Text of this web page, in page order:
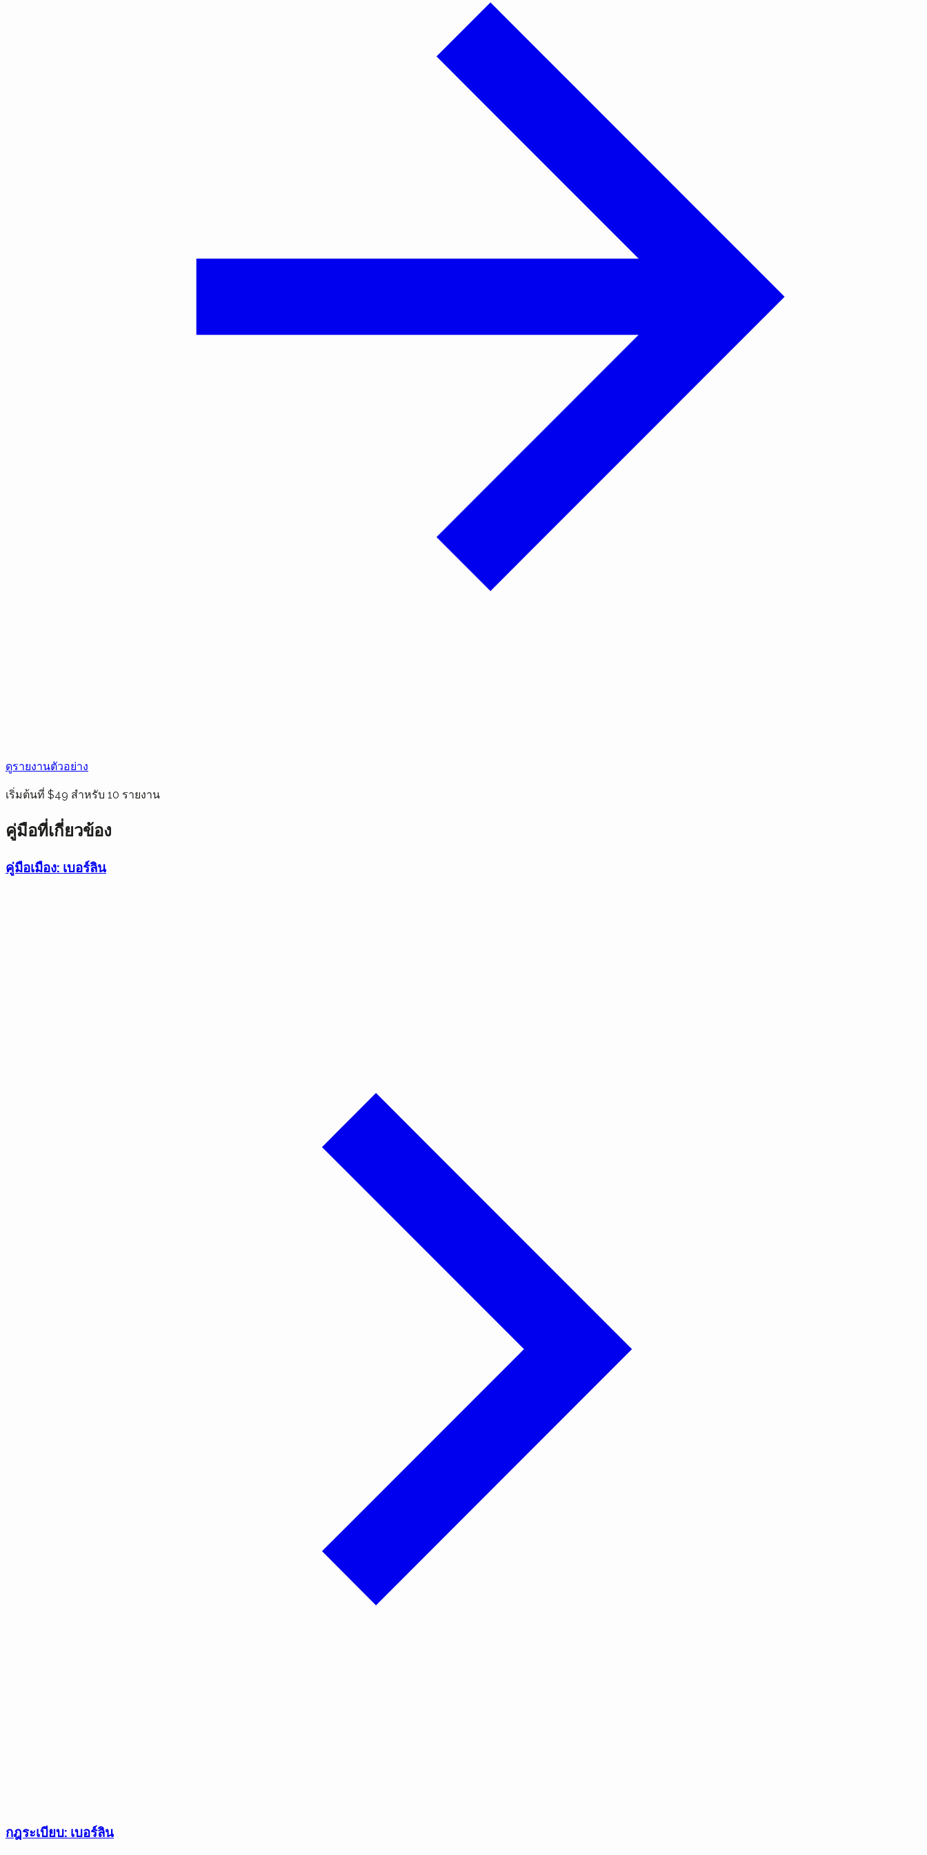
ดูรายงานตัวอย่าง
เริ่มต้นที่ $49 สำหรับ 10 รายงาน
คู่มือที่เกี่ยวข้อง
คู่มือเมือง: เบอร์ลิน
กฎระเบียบ: เบอร์ลิน